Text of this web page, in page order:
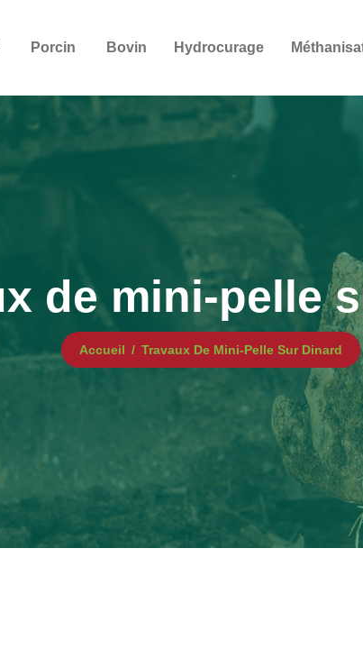
Porcin Bovin Hydrocurage
de mini-pelle
Accueil Travaux De Mini-Pelle Sur Dinard